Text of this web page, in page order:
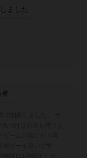
しました